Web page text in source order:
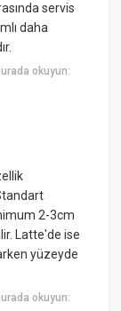
servis
daha
okuyun:
2-3cm
Latte'de ise
yüzeyde
okuyun: